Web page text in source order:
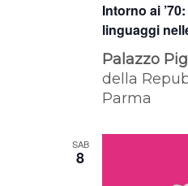
Intorno ai
linguaggi
Palazzo
della
Parma
SAB
8